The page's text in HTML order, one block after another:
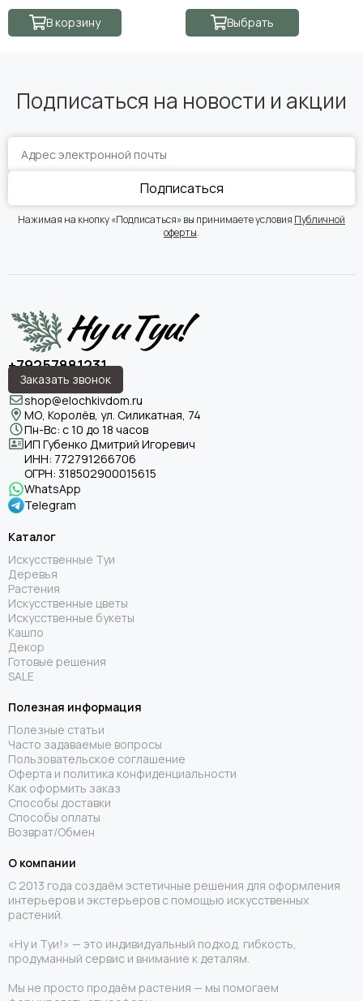
В корзину Выбрать
Подписаться на новости и акции
Подписаться
Нажимая на кнопку «Подписаться» вы принимаете условия Публичной
оферты.
+79257881231
Заказать звонок
shop@elochkivdom.ru
МО, Королёв, ул. Силикатная, 74
Пн-Вс: с 10 до 18 часов
ИП Губенко Дмитрий Игоревич
ИНН: 772791266706
ОГРН: 318502900015615
WhatsApp
Telegram
Каталог
Искусственные Туи
Деревья
Растения
Искусственные цветы
Искусственные букеты
Кашпо
Декор
Готовые решения
SALE
Полезная информация
Полезные статьи
Часто задаваемые вопросы
Пользовательское соглашение
Оферта и политика конфиденциальности
Как оформить заказ
Способы доставки
Способы оплаты
Возврат/Обмен
О компании
С 2013 года создаём эстетичные решения для оформления
интерьеров и экстерьеров с помощью искусственных
растений.
«Ну и Туи!» — это индивидуальный подход, гибкость,
продуманный сервис и внимание к деталям.
Мы не просто продаём растения — мы помогаем